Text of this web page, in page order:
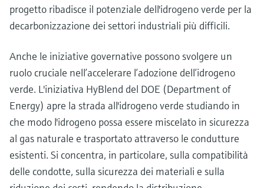
progetto ribadisce il potenziale dell'idrogeno verde per la
decarbonizzazione dei settori industriali più difficili.
Anche le iniziative governative possono svolgere un
ruolo cruciale nell’accelerare l’adozione dell’idrogeno
verde. L'iniziativa HyBlend del DOE (Department of
Energy) apre la strada all'idrogeno verde studiando in
che modo l'idrogeno possa essere miscelato in sicurezza
al gas naturale e trasportato attraverso le condutture
esistenti. Si concentra, in particolare, sulla compatibilità
delle condotte, sulla sicurezza dei materiali e sulla